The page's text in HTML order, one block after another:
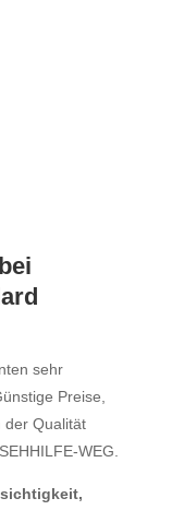
sehr
Preise,
der Qualität
WEG.